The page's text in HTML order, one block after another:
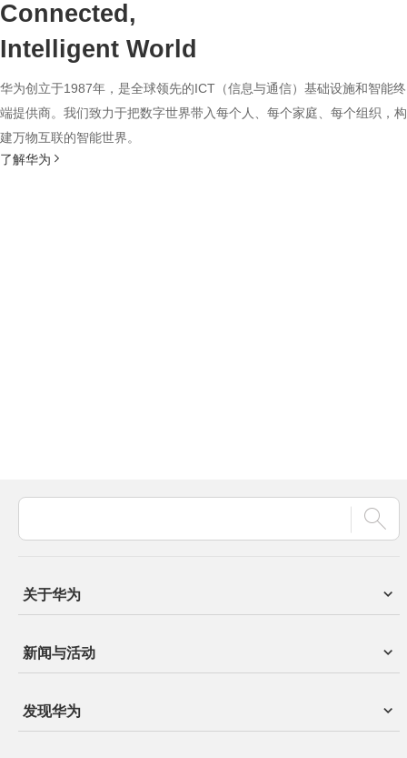
Connected,
Intelligent World
华为创立于1987年，是全球领先的ICT（信息与通信）基础设施和智能终
端提供商。我们致力于把数字世界带入每个人、每个家庭、每个组织，构
建万物互联的智能世界。
了解华为
关于华为
新闻与活动
发现华为